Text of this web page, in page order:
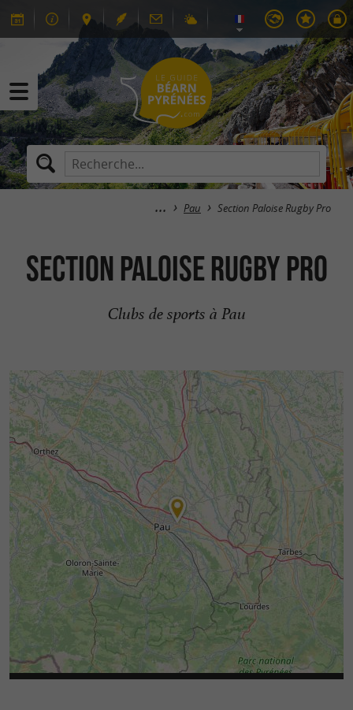
Pau Section Paloise Rugby Pro
Section Paloise Rugby Pro
Clubs de sports à Pau